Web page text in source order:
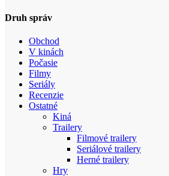
Druh správ
Obchod
V kinách
Počasie
Filmy
Seriály
Recenzie
Ostatné
Kiná
Trailery
Filmové trailery
Seriálové trailery
Herné trailery
Hry